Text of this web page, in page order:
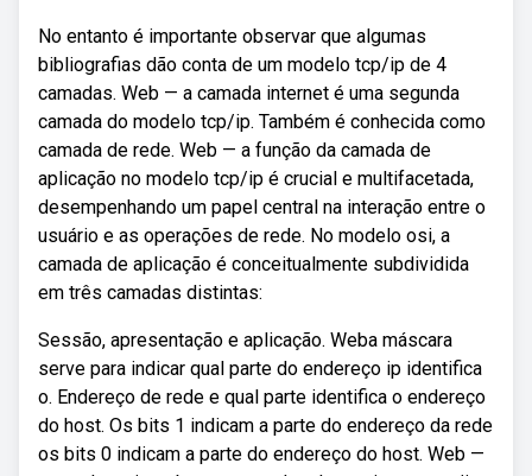
No entanto é importante observar que algumas
bibliografias dão conta de um modelo tcp/ip de 4
camadas. Web — a camada internet é uma segunda
camada do modelo tcp/ip. Também é conhecida como
camada de rede. Web — a função da camada de
aplicação no modelo tcp/ip é crucial e multifacetada,
desempenhando um papel central na interação entre o
usuário e as operações de rede. No modelo osi, a
camada de aplicação é conceitualmente subdividida
em três camadas distintas:
Sessão, apresentação e aplicação. Weba máscara
serve para indicar qual parte do endereço ip identifica
o. Endereço de rede e qual parte identifica o endereço
do host. Os bits 1 indicam a parte do endereço da rede
os bits 0 indicam a parte do endereço do host. Web —